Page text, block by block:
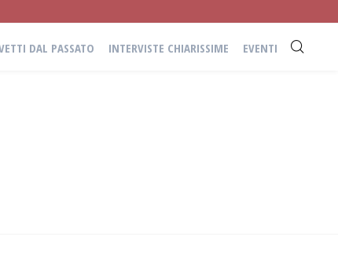
DAL PASSATO INTERVISTE CHIARISSIME EVENTI